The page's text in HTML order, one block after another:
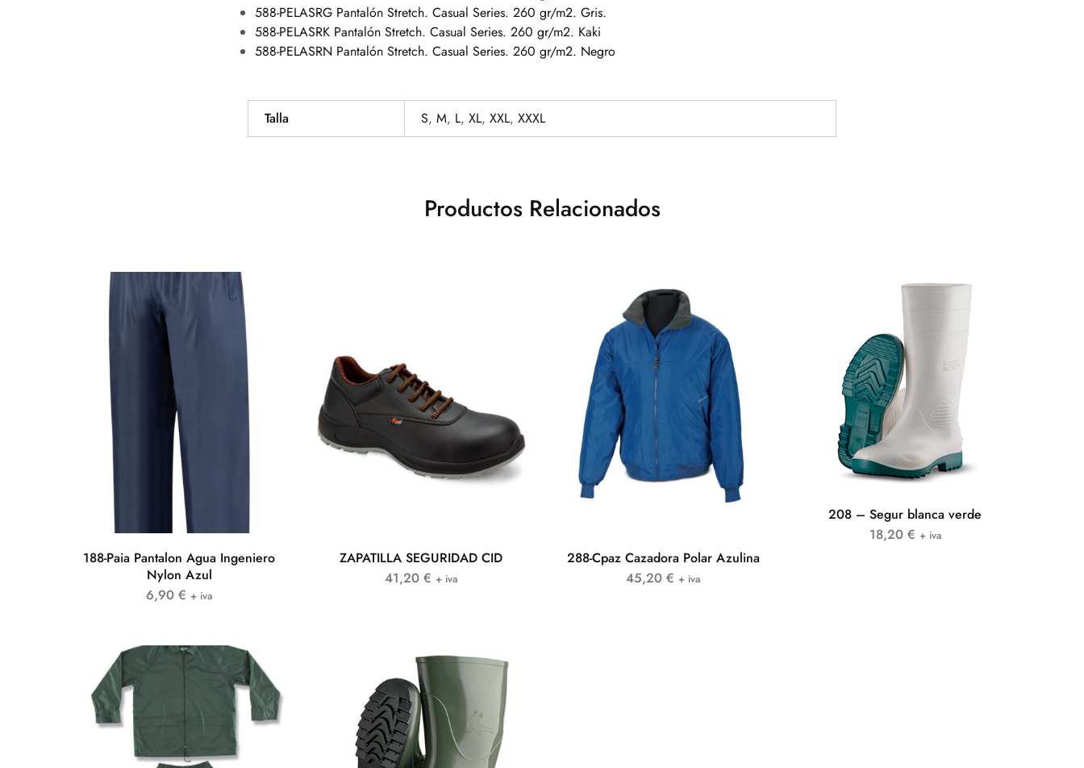
588-PELASRG Pantalón Stretch. Casual Series. 260 gr/m2. Gris.
588-PELASRK Pantalón Stretch. Casual Series. 260 gr/m2. Kaki
588-PELASRN Pantalón Stretch. Casual Series. 260 gr/m2. Negro
Talla S, M, L, XL, XXL, XXXL
Productos Relacionados
188-Paia Pantalon Agua Ingeniero
Nylon Azul
6,90 € + iva
ZAPATILLA SEGURIDAD CID
41,20 € + iva
288-Cpaz Cazadora Polar Azulina
45,20 € + iva
208 – Segur blanca verde
18,20 € + iva